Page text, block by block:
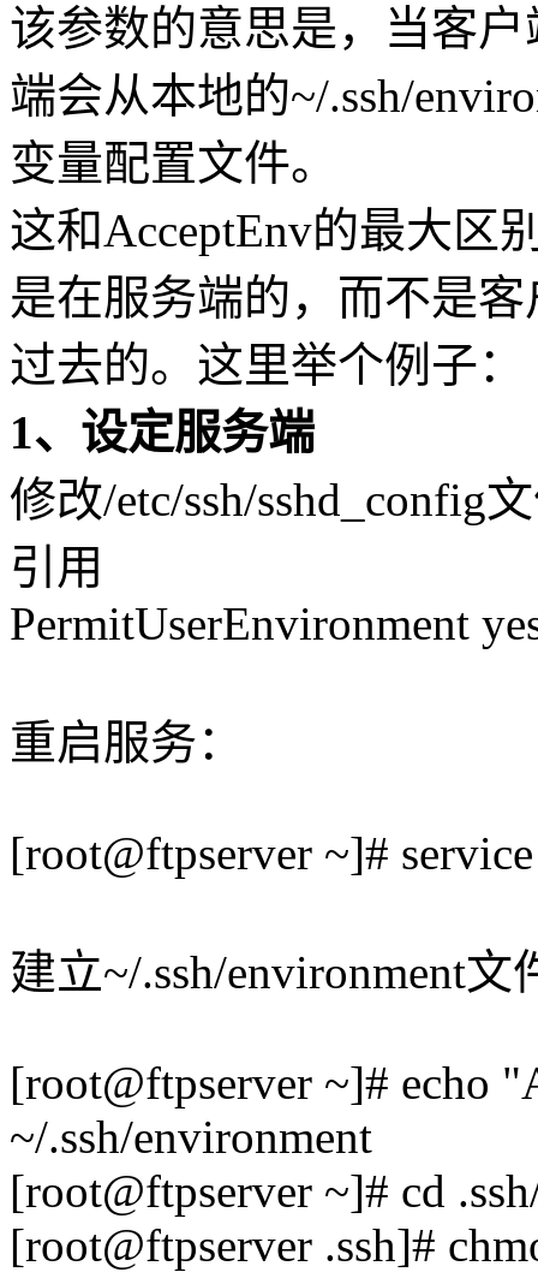
该参数的意思是，当客
端会从本地的~/.ssh/
变量配置文件。
这和AcceptEnv的最大区
是在服务端的，而不是
过去的。这里举个例子：
1、设定服务端
修改/etc/ssh/sshd_config
引用
PermitUserEnvironment
重启服务：
[root@ftpserver ~]#
建立~/.ssh/environment
[root@ftpserver ~]# echo
~/.ssh/environment
[root@ftpserver ~]# cd
[root@ftpserver .ssh]#